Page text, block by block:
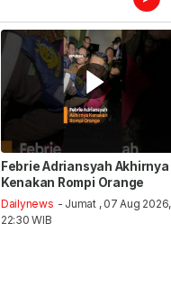
Febrie Adriansyah Akhirnya
Kenakan Rompi Orange
Dailynews - Jumat , 07 Aug 2026,
22:30 WIB